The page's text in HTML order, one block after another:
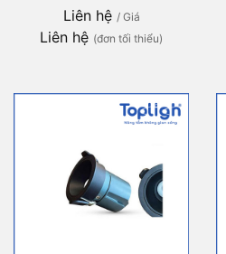
Liên hệ / Giá
Liên hệ (đơn tối thiểu)